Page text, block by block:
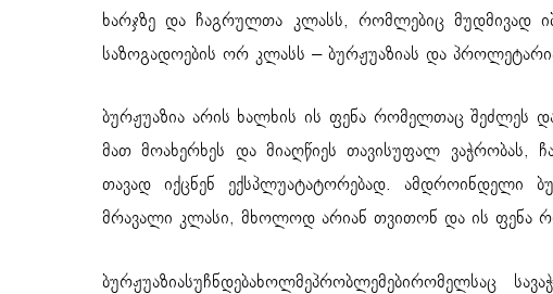
ხარჯზე და ჩაგრულთა კლასს, რომლებიც მუდმივად
საზოგადოების ორ კლასს – ბურჟუაზიას და
ბურჟუაზია არის ხალხის ის ფენა რომელთაც შეძლეს
მათ მოახერხეს და მიაღწიეს თავისუფალ ვაჭრობას,
თავად იქცნენ ექსპლუატატორებად. ამდროინდელი
მრავალი კლასი, მხოლოდ არიან თვითონ და ის ფენა
ბურჟუაზიასუჩნდებახოლმეპრობლემებირომელსაც